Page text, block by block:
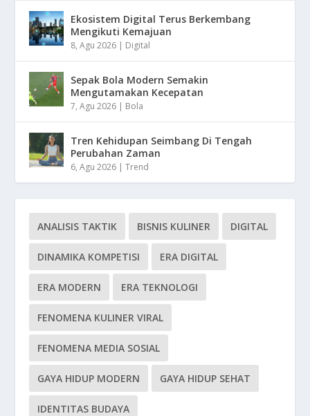
Ekosistem Digital Terus Berkembang
Mengikuti Kemajuan
8, Agu 2026 | Digital
Sepak Bola Modern Semakin
Mengutamakan Kecepatan
7, Agu 2026 | Bola
Tren Kehidupan Seimbang Di Tengah
Perubahan Zaman
6, Agu 2026 |Trend
ANALISIS TAKTIK BISNIS KULINER DIGITAL
DINAMIKA KOMPETISI ERA DIGITAL
ERA MODERN ERA TEKNOLOGI
FENOMENA KULINER VIRAL
FENOMENA MEDIA SOSIAL
GAYA HIDUP MODERN GAYA HIDUP SEHAT
IDENTITAS BUDAYA